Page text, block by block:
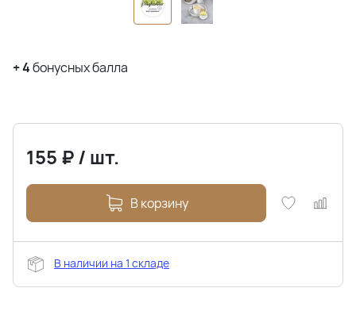
+4бонусных балла
155 ₽/ шт.
В корзину
В наличии на 1 складе